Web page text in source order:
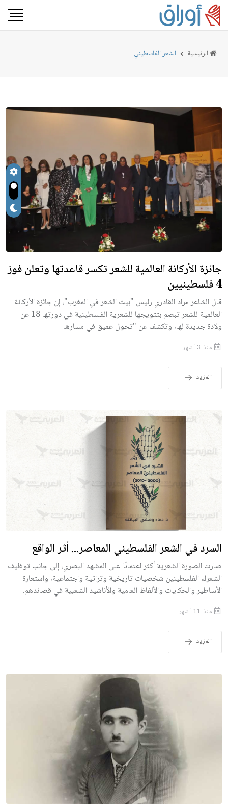
الرئيسية الشعر الفلسطيني
جائزة الأركانة العالمية للشعر تكسر قاعدتها وتعلن فوز
4 فلسطينيين
قال الشاعر مراد القادري رئيس "بيت الشعر في المغرب"، إن جائزة الأركانة
العالمية للشعر تبصم بتتويجها للشعرية الفلسطينية في دورتها 18 عن
ولادة جديدة لها، وتكشف عن "تحول عميق في مسارها
منذ 3 أشهر
المزيد
السرد في الشعر الفلسطيني المعاصر... أثر الواقع
صارت الصورة الشعرية أكثر اعتمادًا على المشهد البصري، إلى جانب توظيف
الشعراء الفلسطينين شخصيات تاريخية وتراثية واجتماعية، واستعارة
الأساطير والحكايات والألفاظ العامية والأناشيد الشعبية في قصائدهم.
منذ 11 أشهر
المزيد